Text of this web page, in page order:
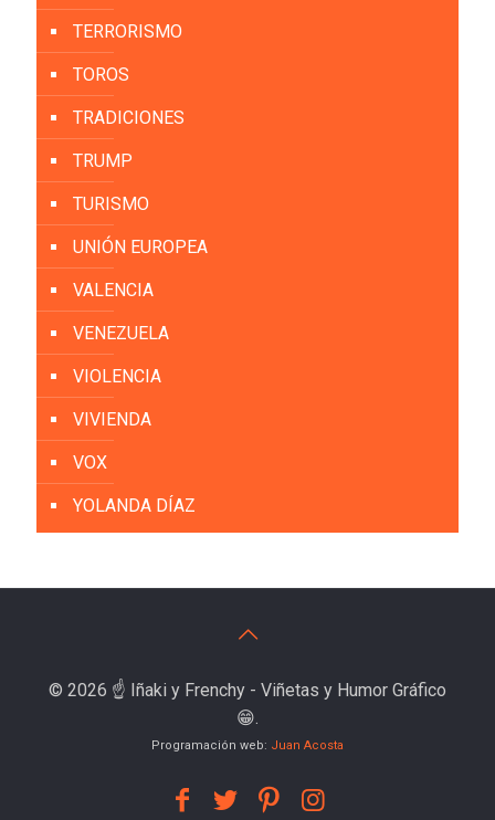
TERRORISMO
TOROS
TRADICIONES
TRUMP
TURISMO
UNIÓN EUROPEA
VALENCIA
VENEZUELA
VIOLENCIA
VIVIENDA
VOX
YOLANDA DÍAZ
© 2026 ☝️ Iñaki y Frenchy - Viñetas y Humor Gráfico
😁.
Programación web: Juan Acosta